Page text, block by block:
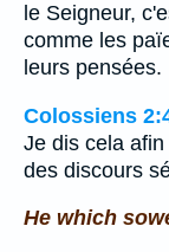
le Seigneur,
comme les
leurs pensées.
Colossiens
Je dis cela
des discours
He which